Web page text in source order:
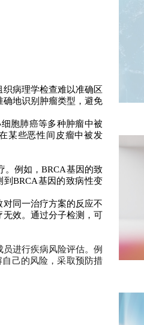
病理学检查难以准确区
确地识别肿瘤类型，避免
细胞肺癌等多种肿瘤中被
某些恶性间皮瘤中被发
。例如，BRCA基因的致
BRCA基因的致病性变
同一治疗方案的反应不
效。通过分子检测，可
进行疾病风险评估。例
己的风险，采取预防措